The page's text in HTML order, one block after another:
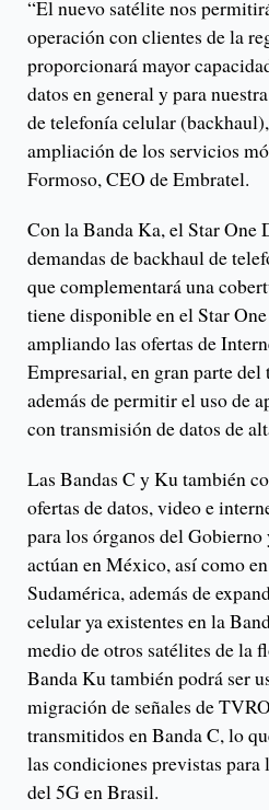
“El nuevo satélite nos
operación con clientes de la
proporcionará mayor
datos en general y para
de telefonía celular
ampliación de los servicios
Formoso, CEO de Embratel.
Con la Banda Ka, el Star One
demandas de backhaul de
que complementará una
tiene disponible en el Star
ampliando las ofertas de
Empresarial, en gran parte
además de permitir el uso de
con transmisión de datos de
Las Bandas C y Ku también
ofertas de datos, video e
para los órganos del Gobierno
actúan en México, así como
Sudamérica, además de
celular ya existentes en la
medio de otros satélites de la
Banda Ku también podrá ser
migración de señales de
transmitidos en Banda C, lo
las condiciones previstas
del 5G en Brasil.